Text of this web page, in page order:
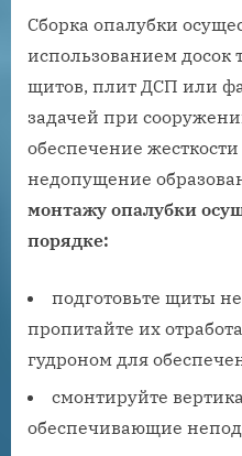
Сборка опалубки
использованием
щитов, плит ДСП или
задачей при
обеспечение
недопущение
монтажу опалубки
порядке:
подготовьте щиты
пропитайте их
гудроном для
смонтируйте
обеспечивающие